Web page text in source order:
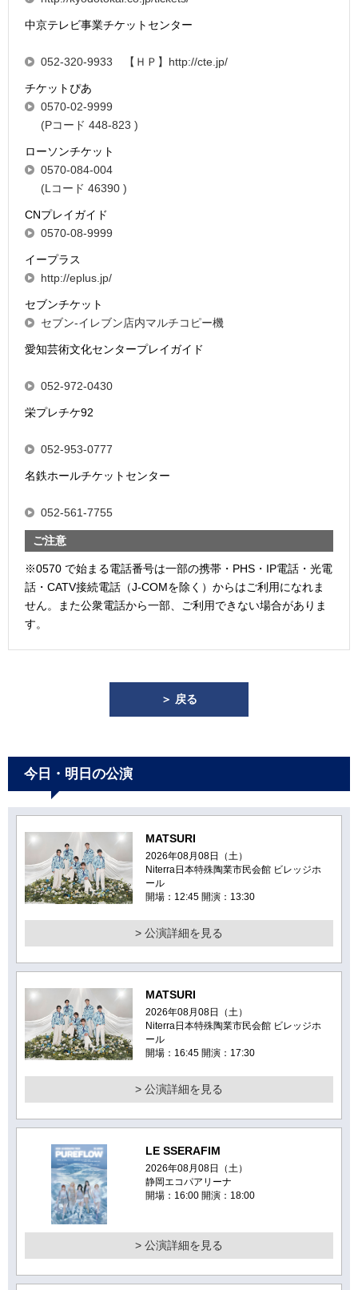
中京テレビ事業チケットセンター
052-320-9933 【ＨＰ】http://cte.jp/
チケットぴあ
0570-02-9999
(Pコード 448-823 )
ローソンチケット
0570-084-004
(Lコード 46390 )
CNプレイガイド
0570-08-9999
イープラス
http://eplus.jp/
セブンチケット
セブン-イレブン店内マルチコピー機
愛知芸術文化センタープレイガイド
052-972-0430
栄プレチケ92
052-953-0777
名鉄ホールチケットセンター
052-561-7755
ご注意
※0570 で始まる電話番号は一部の携帯・PHS・IP電話・光電
話・CATV接続電話（J-COMを除く）からはご利用になれま
せん。また公衆電話から一部、ご利用できない場合がありま
す。
＞ 戻る
今日・明日の公演
MATSURI
2026年08月08日（土）
Niterra日本特殊陶業市民会館 ビレッジホ
ール
開場：12:45 開演：13:30
> 公演詳細を見る
MATSURI
2026年08月08日（土）
Niterra日本特殊陶業市民会館 ビレッジホ
ール
開場：16:45 開演：17:30
> 公演詳細を見る
LE SSERAFIM
2026年08月08日（土）
静岡エコパアリーナ
開場：16:00 開演：18:00
> 公演詳細を見る